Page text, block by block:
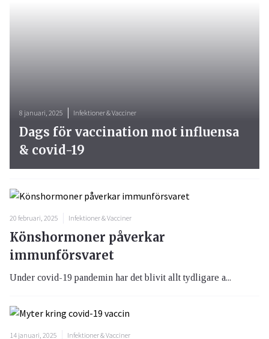
20 februari, 2025 Infektioner & Vacciner
Könshormoner påverkar
immunförsvaret
Under covid-19 pandemin har det blivit allt tydligare a...
14 januari, 2025 Infektioner & Vacciner
8 januari, 2025 Infektioner & Vacciner
Dags för vaccination mot influensa
& covid-19